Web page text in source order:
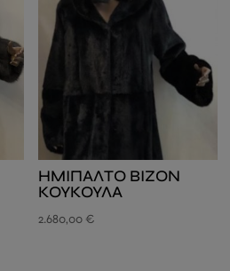
ΗΜΙΠΑΛΤΟ ΒΙΖΟΝ
ΚΟΥΚΟΥΛΑ
2.680,00 €